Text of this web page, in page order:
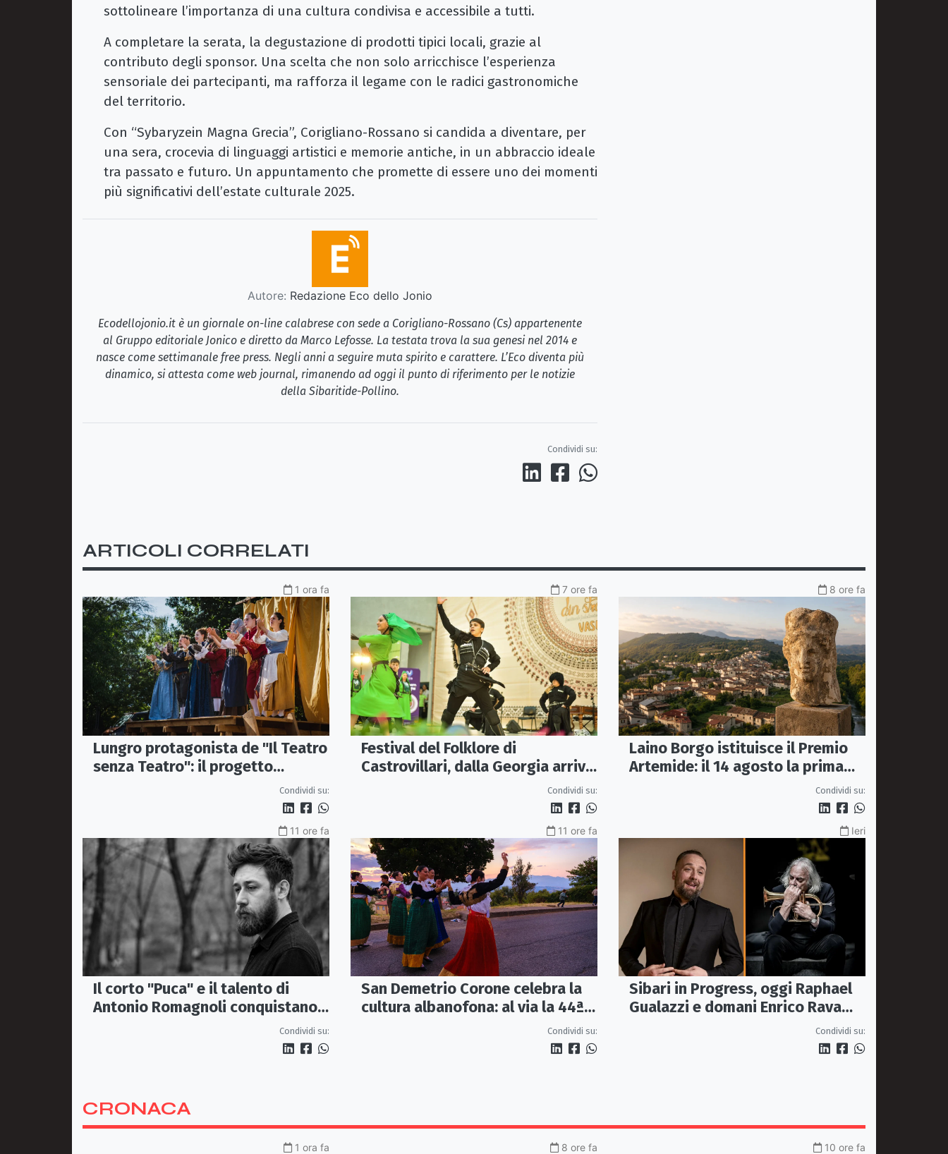
sottolineare l’importanza di una cultura condivisa e accessibile a tutti.
A completare la serata, la degustazione di prodotti tipici locali, grazie al
contributo degli sponsor. Una scelta che non solo arricchisce l’esperienza
sensoriale dei partecipanti, ma rafforza il legame con le radici gastronomiche
del territorio.
Con “Sybaryzein Magna Grecia”, Corigliano-Rossano si candida a diventare, per
una sera, crocevia di linguaggi artistici e memorie antiche, in un abbraccio ideale
tra passato e futuro. Un appuntamento che promette di essere uno dei momenti
più significativi dell’estate culturale 2025.
Autore: Redazione Eco dello Jonio
Ecodellojonio.it è un giornale on-line calabrese con sede a Corigliano-Rossano (Cs) appartenente
al Gruppo editoriale Jonico e diretto da Marco Lefosse. La testata trova la sua genesi nel 2014 e
nasce come settimanale free press. Negli anni a seguire muta spirito e carattere. L’Eco diventa più
dinamico, si attesta come web journal, rimanendo ad oggi il punto di riferimento per le notizie
della Sibaritide-Pollino.
Condividi su:
ARTICOLI CORRELATI
1 ora fa
Lungro protagonista de "Il Teatro
senza Teatro": il progetto
itinerante che porta il teatroCondividi su:
7 ore fa
Festival del Folklore di
Castrovillari, dalla Georgia arriva
Condividi su:
8 ore fa
Laino Borgo istituisce il Premio
Artemide: il 14 agosto la prima
Condividi su:
11 ore fa
Il corto "Puca" e il talento di
Antonio Romagnoli conquistano
Condividi su:
11 ore fa
San Demetrio Corone celebra la
cultura albanofona: al via la 44ª
Condividi su:
Ieri
Sibari in Progress, oggi Raphael
Gualazzi e domani Enrico Rava
protagonisti della rassegna aiCondividi su:
CRONACA
1 ora fa 8 ore fa 10 ore fa